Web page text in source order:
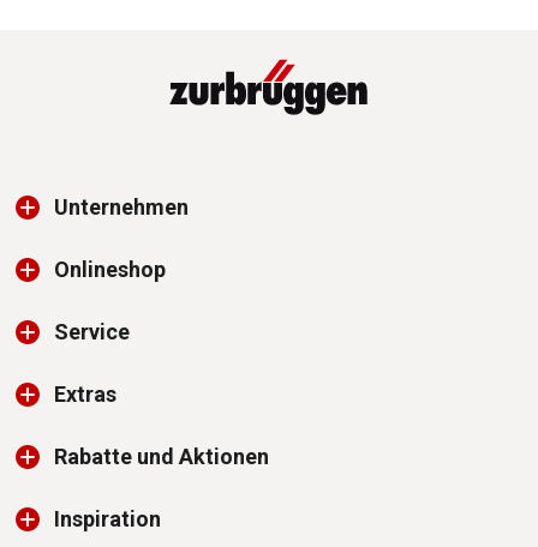
Unternehmen
Onlineshop
Service
Extras
Rabatte und Aktionen
Inspiration